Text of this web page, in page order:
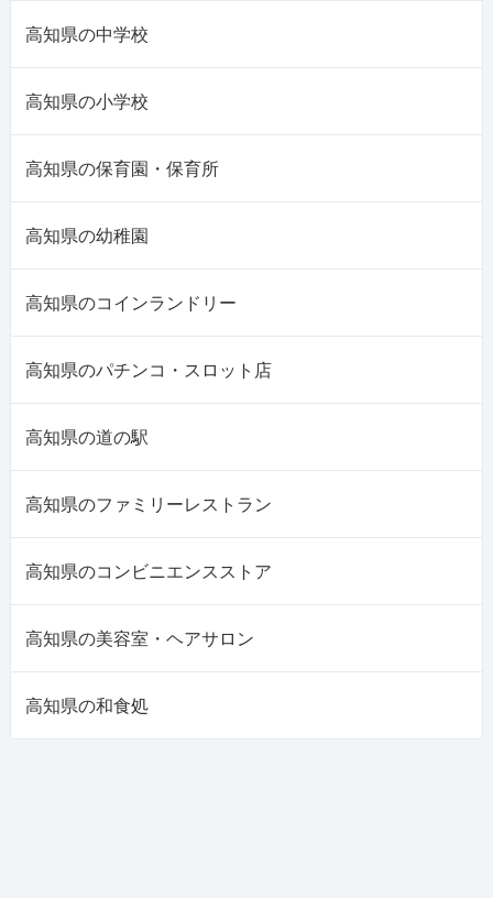
高知県の中学校
高知県の小学校
高知県の保育園・保育所
高知県の幼稚園
高知県のコインランドリー
高知県のパチンコ・スロット店
高知県の道の駅
高知県のファミリーレストラン
高知県のコンビニエンスストア
高知県の美容室・ヘアサロン
高知県の和食処